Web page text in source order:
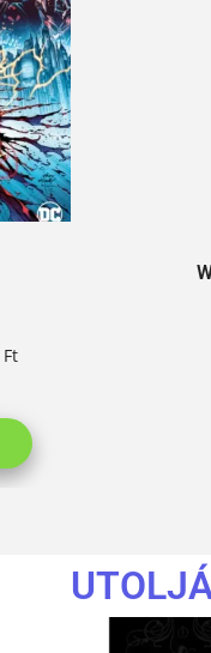
Ft